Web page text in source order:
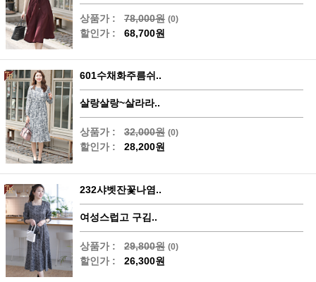
상품가 : 78,000원 (0)
할인가 : 68,700원
601수채화주름쉬..
살랑살랑~살라라..
상품가 : 32,000원 (0)
할인가 : 28,200원
232샤벳잔꽃나염..
여성스럽고 구김..
상품가 : 29,800원 (0)
할인가 : 26,300원